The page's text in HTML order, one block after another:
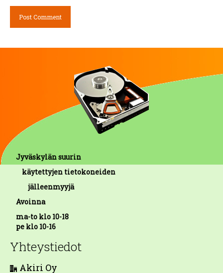
Jyväskylän suurin
käytettyjen tietokoneiden
jälleenmyyjä
Avoinna
ma-to klo 10-18
pe klo 10-16
Yhteystiedot
Akiri Oy